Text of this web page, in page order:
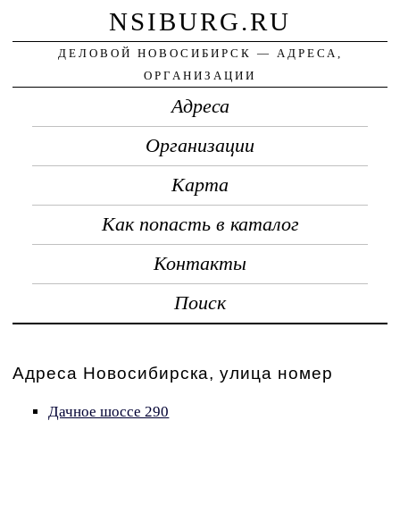
NSIBURG.RU
ДЕЛОВОЙ НОВОСИБИРСК — АДРЕСА,
ОРГАНИЗАЦИИ
Адреса
Организации
Карта
Как попасть в каталог
Контакты
Поиск
Адреса Новосибирска, улица номер
Дачное шоссе 290